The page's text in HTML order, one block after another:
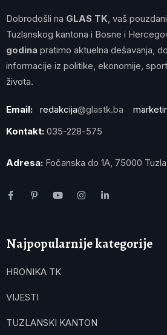
Dobrodošli na GLAS TK , vaš
Tuzlanskog kantona i Bosne i
godina pratimo aktuelna dešavanja,
informacije iz politike, ekonomije,
života.
Email: redakcija@glastk.ba
Kontakt: 035-228-575
Adresa: Fočanska do 1A, 75000
Najpopularnije kategorije
HRONIKA TK
VIJESTI
TUZLANSKI KANTON